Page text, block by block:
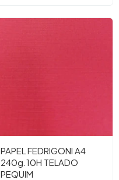
PAPEL FEDRIGONI A4
240g.10H TELADO
PEQUIM